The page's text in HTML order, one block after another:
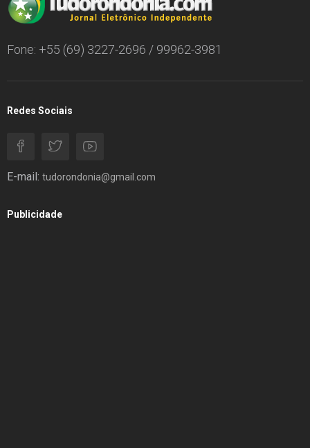
Fone: +55 (69) 3227-2696 / 99962-3981
Redes Sociais
E-mail: tudorondonia@gmail.com
Publicidade